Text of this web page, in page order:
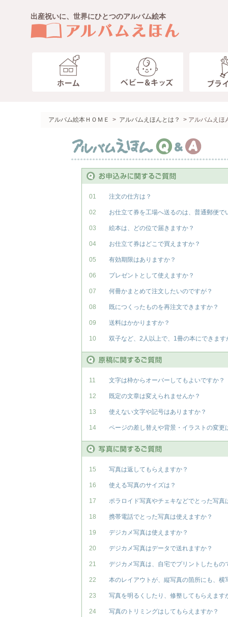
出産祝いに、世界にひとつのアルバム絵本
ベビー キッズ
ベビー
10ツキ10カものがたり＜エコー
ご出産おめでとうの絵本＜お仕
１～２才のバースディ＜お仕立
ブライダル
製本タイプ
額タイプ
ペット
趣味・その他
ジャケットアルバム
ありがとうの本・趣味の本
ネームインポエム
わたしたち
お客様のこえ
コラム
ガイド
送料・お支払いについて
ラッピングのご案内
アルバムえほん作成画面
仕上がり納期
アルバム絵本ＨＯＭＥ > アルバムえほんとは？ > アルバムえほ
01 注文の仕方は？
02 お仕立て券を工場へ送るのは、普通郵便で
03 絵本は、どの位で届きますか？
04 お仕立て券はどこで買えますか？
05 有効期限はありますか？
06 プレゼントとして使えますか？
07 何冊かまとめて注文したいのですが？
08 既につくったものを再注文できますか？
09 送料はかかりますか？
10 双子など、2人以上で、1冊の本にできます
11 文字は枠からオーバーしてもよいですか？
12 既定の文章は変えられませんか？
13 使えない文字や記号はありますか？
14 ページの差し替えや背景・イラストの変更
15 写真は返してもらえますか？
16 使える写真のサイズは？
17 ポラロイド写真やチェキなどでとった写真
18 携帯電話でとった写真は使えますか？
19 デジカメ写真は使えますか？
20 デジカメ写真はデータで送れますか？
21 デジカメ写真は、自宅でプリントしたもの
22 本のレイアウトが、縦写真の箇所にも、横
23 写真を明るくしたり、修整してもらえます
24 写真のトリミングはしてもらえますか？